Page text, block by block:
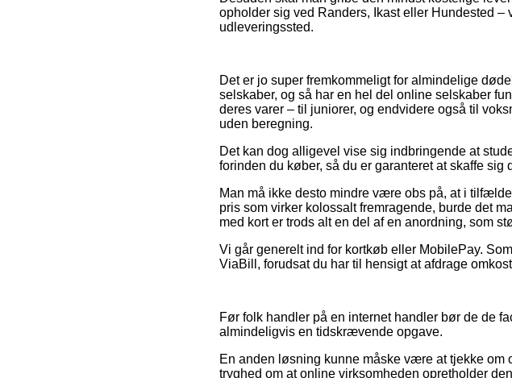
opholder sig ved Randers, Ikast eller Hundested
udleveringssted.
Det er jo super fremkommeligt for almindelige
selskaber, og så har en hel del online selskaber
deres varer – til juniorer, og endvidere også til
uden beregning.
Det kan dog alligevel vise sig indbringende at
forinden du køber, så du er garanteret at skaffe sig
Man må ikke desto mindre være obs på, at i
pris som virker kolossalt fremragende, burde det
med kort er trods alt en del af en anordning, som
Vi går generelt ind for kortkøb eller MobilePay.
ViaBill, forudsat du har til hensigt at afdrage
Før folk handler på en internet handler bør de de
almindeligvis en tidskrævende opgave.
En anden løsning kunne måske være at tjekke
tryghed om at online virksomheden opretholder